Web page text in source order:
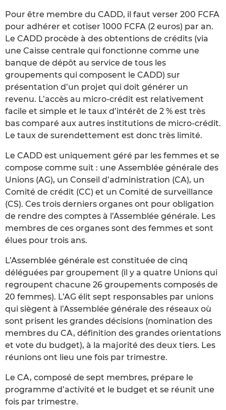
Pour être membre du CADD, il faut verser 200 FCFA
pour adhérer et cotiser 1000 FCFA (2 euros) par an.
Le CADD procède à des obtentions de crédits (via
une Caisse centrale qui fonctionne comme une
banque de dépôt au service de tous les
groupements qui composent le CADD) sur
présentation d’un projet qui doit générer un
revenu. L’accès au micro-crédit est relativement
facile et simple et le taux d’intérêt de 2 % est très
bas comparé aux autres institutions de micro-crédit.
Le taux de surendettement est donc très limité.
Le CADD est uniquement géré par les femmes et se
compose comme suit : une Assemblée générale des
Unions (AG), un Conseil d’administration (CA), un
Comité de crédit (CC) et un Comité de surveillance
(CS). Ces trois derniers organes ont pour obligation
de rendre des comptes à l’Assemblée générale. Les
membres de ces organes sont des femmes et sont
élues pour trois ans.
L’Assemblée générale est constituée de cinq
déléguées par groupement (il y a quatre Unions qui
regroupent chacune 26 groupements composés de
20 femmes). L’AG élit sept responsables par unions
qui siègent à l’Assemblée générale des réseaux où
sont prisent les grandes décisions (nomination des
membres du CA, définition des grandes orientations
et vote du budget), à la majorité des deux tiers. Les
réunions ont lieu une fois par trimestre.
Le CA, composé de sept membres, prépare le
programme d’activité et le budget et se réunit une
fois par trimestre.